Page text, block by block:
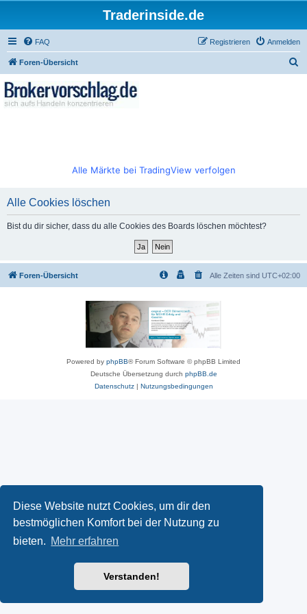
Diese Website nutzt Cookies, um dir den
bestmöglichen Komfort bei der Nutzung zu
bieten. Mehr erfahren
Verstanden!
Traderinside.de
FAQ Anmelden
Registrieren
Foren-Übersicht
Alle Märkte bei TradingView verfolgen
Alle Cookies löschen
Bist du dir sicher, dass du alle Cookies des Boards löschen möchtest?
Foren-Übersicht Alle Zeiten sind UTC+02:00
Powered by phpBB® Forum Software © phpBB Limited
Deutsche Übersetzung durch phpBB.de
Datenschutz| Nutzungsbedingungen